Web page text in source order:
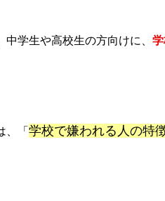
中学生や高校生の方向けに、
、「 学校で嫌われる人の特